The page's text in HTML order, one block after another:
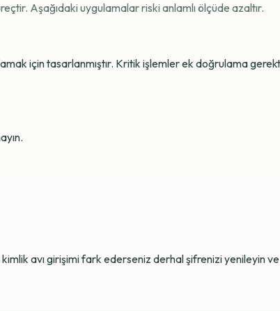
Aşağıdaki uygulamalar riski anlamlı ölçüde azaltır.
için tasarlanmıştır. Kritik işlemler ek doğrulama
avı girişimi fark ederseniz derhal şifrenizi yenileyin